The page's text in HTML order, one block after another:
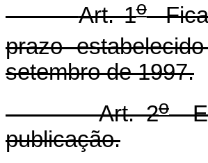
Art. 1oFica
prazo
setembro de 1997.
Art. 2o
publicação.